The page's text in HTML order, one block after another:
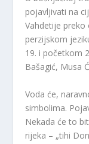
pojavljivati na
Vahdetije
perzijskom
19. i početkom
Bašagić, Musa
Voda će,
simbolima.
Nekada će to
rijeka – „tihi